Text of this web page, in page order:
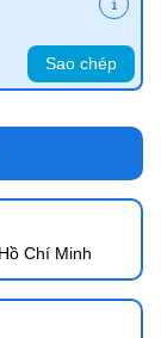
Sao chép
Chí Minh